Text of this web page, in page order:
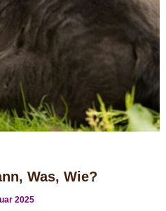
Was, Wie?
2025